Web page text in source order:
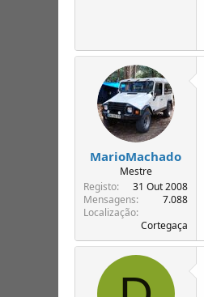
MarioMachado
Mestre
Registo
31 Out 2008
Mensagens
7.088
Localização
Cortegaça